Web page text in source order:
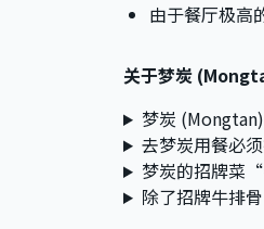
由于餐厅极高
关于梦炭
梦炭
去梦炭用餐必
梦炭的招牌菜
除了招牌牛排